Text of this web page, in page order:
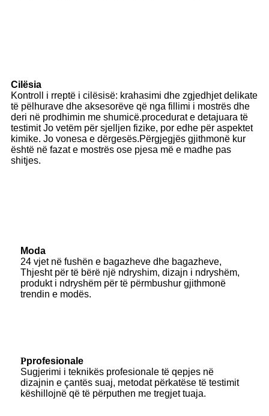
Cilësia
Kontroll i rreptë i cilësisë: krahasimi dhe zgjedhjet delikate
të pëlhurave dhe aksesorëve që nga fillimi i mostrës dhe
deri në prodhimin me shumicë.procedurat e detajuara të
testimit Jo vetëm për sjelljen fizike, por edhe për aspektet
kimike. Jo vonesa e dërgesës.Përgjegjës gjithmonë kur
është në fazat e mostrës ose pjesa më e madhe pas
shitjes.
Moda
24 vjet në fushën e bagazheve dhe bagazheve,
Thjesht për të bërë një ndryshim, dizajn i ndryshëm,
produkt i ndryshëm për të përmbushur gjithmonë
trendin e modës.
Pprofesionale
Sugjerimi i teknikës profesionale të qepjes në
dizajnin e çantës suaj, metodat përkatëse të testimit
këshillojnë që të përputhen me tregjet tuaja.